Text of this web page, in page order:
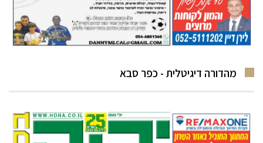
מהדורה דיגיטלית - כפר סבא